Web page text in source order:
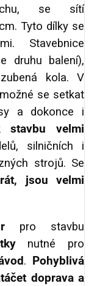
se sítí
Tyto dílky se
Stavebnice
druhu balení),
kola. V
se setkat
a dokonce i
stavbu velmi
silničních i
strojů. Se
jsou velmi
pro stavbu
nutné pro
. Pohyblivá
doprava a